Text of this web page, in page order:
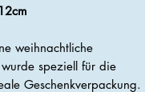
weihnachtliche
speziell für die
Geschenkverpackung.